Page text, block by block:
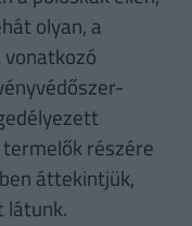
olyan, a
részére
áttekintjük,
látunk.